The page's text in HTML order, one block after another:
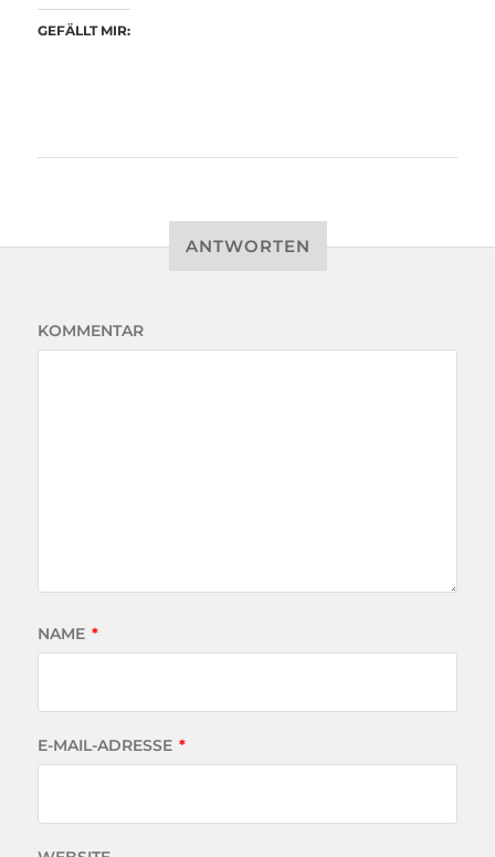
GEFÄLLT MIR:
ANTWORTEN
KOMMENTAR
NAME *
E-MAIL-ADRESSE *